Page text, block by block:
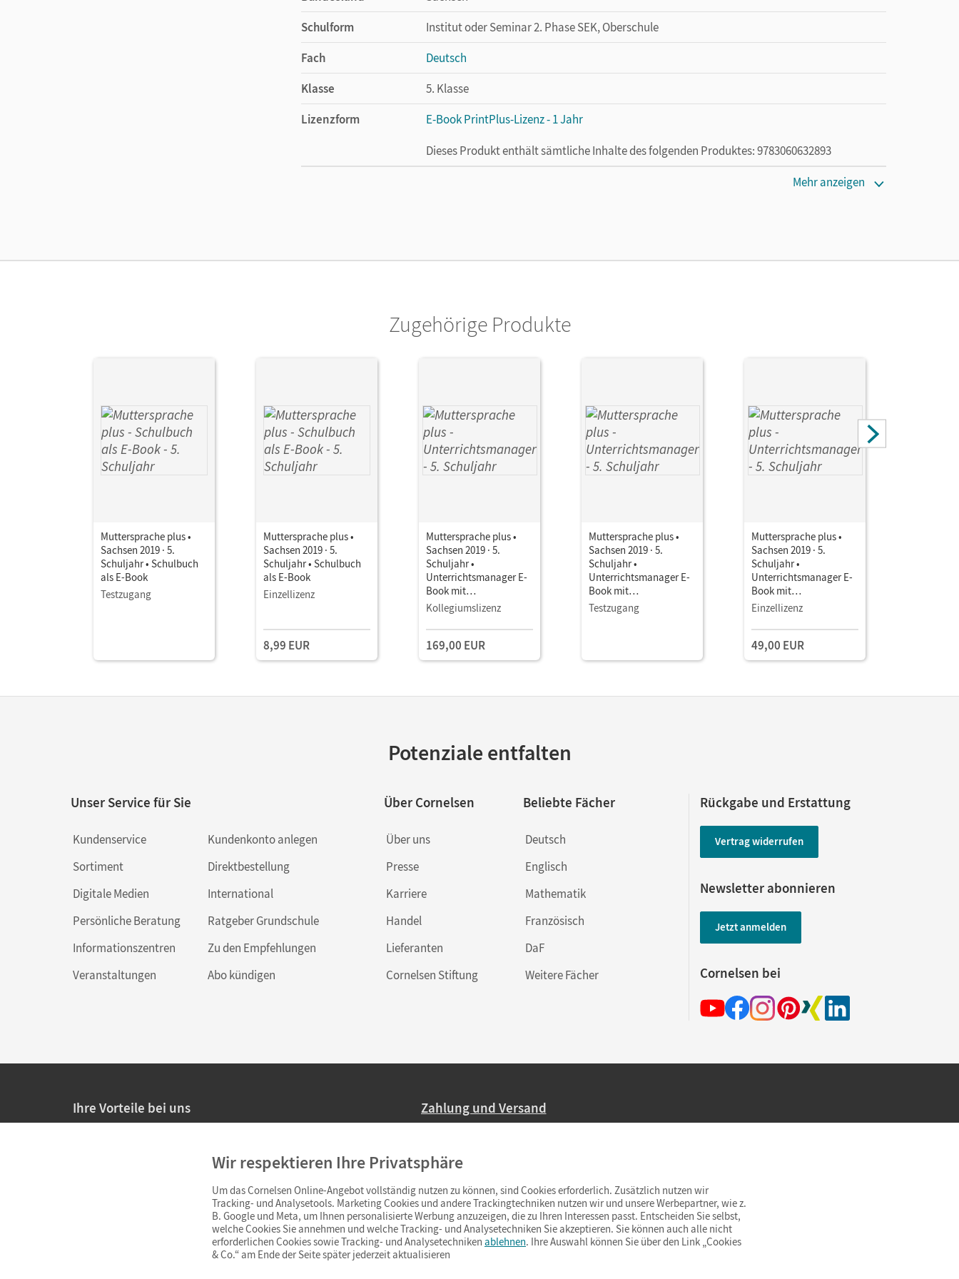
Schulform
Institut oder Seminar 2. Phase SEK, Oberschule
Fach
Deutsch
Klasse
5. Klasse
Lizenzform
E-Book PrintPlus-Lizenz - 1 Jahr
Dieses Produkt enthält sämtliche Inhalte des folgenden Produktes: 9783060632893
Verlag
Cornelsen Verlag
Mehr anzeigen
Zugehörige Produkte
Muttersprache plus •
Sachsen 2019 · 5.
Schuljahr • Schulbuch
als E-Book
Testzugang
Muttersprache plus •
Sachsen 2019 · 5.
Schuljahr • Schulbuch
als E-Book
Einzellizenz
8,99 EUR
Muttersprache plus •
Sachsen 2019 · 5.
Schuljahr •
Unterrichtsmanager E-
Book mit
Lehrkräftematerialien
und Planungstools
Kollegiumslizenz
169,00 EUR
Muttersprache plus •
Sachsen 2019 · 5.
Schuljahr •
Unterrichtsmanager E-
Book mit
Lehrkräftematerialien
und Planungstools
Testzugang
Muttersprache plus •
Sachsen 2019 · 5.
Schuljahr •
Unterrichtsmanager E-
Book mit
Lehrkräftematerialien
Einzellizenz
49,00 EUR
Potenziale entfalten
Unser Service für Sie
Kundenservice
Sortiment
Digitale Medien
Persönliche Beratung
Informationszentren
Veranstaltungen
Kundenkonto anlegen
Direktbestellung
International
Ratgeber Grundschule
Zu den Empfehlungen
Abo kündigen
Über Cornelsen
Über uns
Presse
Karriere
Handel
Lieferanten
Cornelsen Stiftung
Beliebte Fächer
Deutsch
Englisch
Mathematik
Französisch
DaF
Weitere Fächer
Rückgabe und Erstattung
Vertrag widerrufen
Newsletter abonnieren
Jetzt anmelden
Cornelsen bei
Ihre Vorteile bei uns
Persönliche Angebote für Lehrkräfte
Sicheres Einkaufen mit SSL-Verschlüsselung
Widerrufsfristvon 4 Wochen
Schnelle und einfache Retourenabwicklung
Zahlung und Versand
Ab 59,– EUR Bestellwert liefern wir versandkostenfrei innerhalb Deutschlands
(Lieferung in 3–6 Tagen).
Wir respektieren Ihre Privatsphäre
Um das Cornelsen Online-Angebot vollständig nutzen zu können, sind Cookies erforderlich. Zusätzlich nutzen wir
Tracking- und Analysetools. Marketing Cookies und andere Trackingtechniken nutzen wir und unsere Werbepartner, wie z.
B. Google und Meta, um Ihnen personalisierte Werbung anzuzeigen, die zu Ihren Interessen passt. Entscheiden Sie selbst,
welche Cookies Sie annehmen und welche Tracking- und Analysetechniken Sie akzeptieren. Sie können auch alle nicht
erforderlichen Cookies sowie Tracking- und Analysetechniken ablehnen. Ihre Auswahl können Sie über den Link „Cookies
& Co.“ am Ende der Seite später jederzeit aktualisieren